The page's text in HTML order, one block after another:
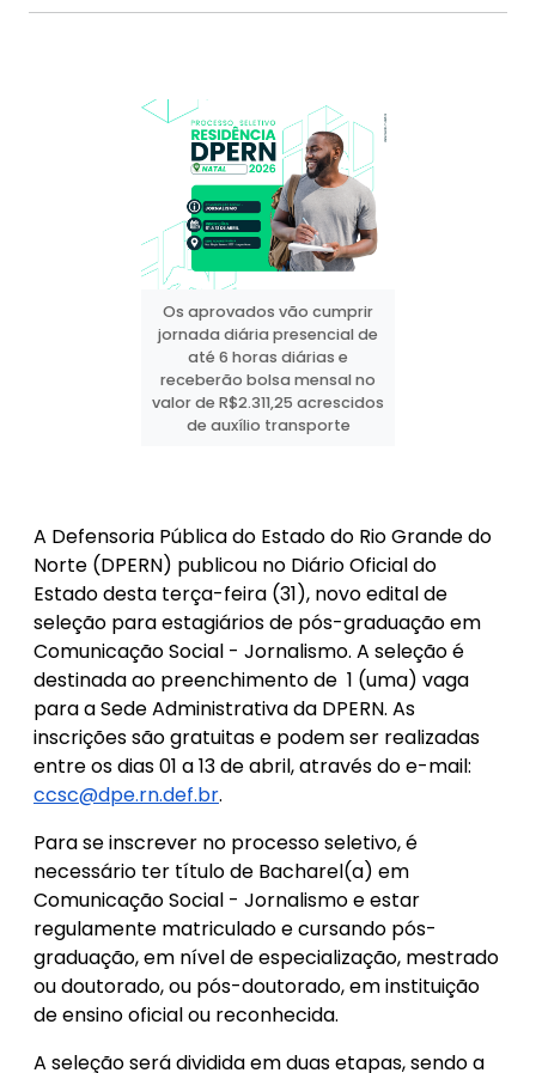
Os aprovados vão cumprir
jornada diária presencial de
até 6 horas diárias e
receberão bolsa mensal no
valor de R$2.311,25 acrescidos
de auxílio transporte
A Defensoria Pública do Estado do Rio Grande do
Norte (DPERN) publicou no Diário Oficial do
Estado desta terça-feira (31), novo edital de
seleção para estagiários de pós-graduação em
Comunicação Social - Jornalismo. A seleção é
destinada ao preenchimento de 1 (uma) vaga
para a Sede Administrativa da DPERN. As
inscrições são gratuitas e podem ser realizadas
entre os dias 01 a 13 de abril, através do e-mail:
ccsc@dpe.rn.def.br.
Para se inscrever no processo seletivo, é
necessário ter título de Bacharel(a) em
Comunicação Social - Jornalismo e estar
regulamente matriculado e cursando pós-
graduação, em nível de especialização, mestrado
ou doutorado, ou pós-doutorado, em instituição
de ensino oficial ou reconhecida.
A seleção será dividida em duas etapas, sendo a